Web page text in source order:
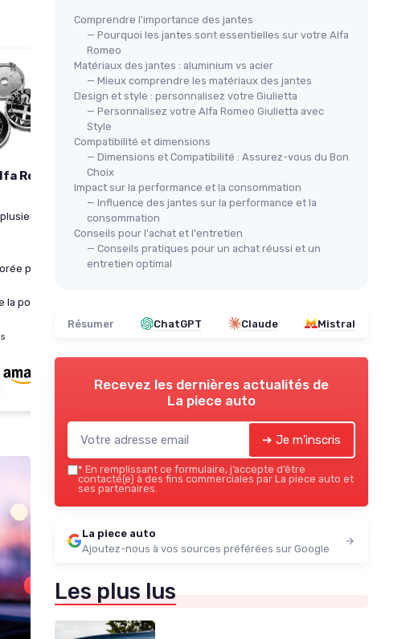
Romeo
modèles
pour le
la poussière et
Cache-Moyeu Alfa Romeo 60mm
＋ Design élégant avec badge
＋ Facile à installer
＋
＋ Compatible avec plusieurs modèles
★★★★★
★★★★★
Comprendre l'importance des jantes
— Pourquoi les jantes sont essentielles sur votre Alfa
Romeo
Matériaux des jantes : aluminium vs acier
— Mieux comprendre les matériaux des jantes
Design et style : personnalisez votre Giulietta
— Personnalisez votre Alfa Romeo Giulietta avec
Style
Compatibilité et dimensions
— Dimensions et Compatibilité : Assurez-vous du Bon
Choix
Impact sur la performance et la consommation
— Influence des jantes sur la performance et la
consommation
Conseils pour l'achat et l'entretien
— Conseils pratiques pour un achat réussi et un
entretien optimal
Résumer ChatGPT Claude Mistral
Recevez les dernières actualités de
La piece auto
➔ Je m'inscris
* En remplissant ce formulaire, j’accepte d’être
contacté(e) à des fins commerciales par La piece auto et
ses partenaires.
La piece auto
Ajoutez-nous à vos sources préférées sur Google
Les plus lus